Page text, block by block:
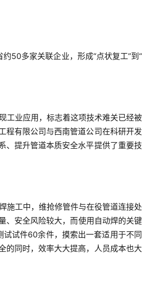
50多家关联企业，形成“点状复工”到
工业应用，标志着这项技术难关已经
程有限公司与西南管道公司在科研开
、提升管道本质安全水平提供了重要
施工中，维抢修管件与在役管道连接
、安全风险较大，而使用自动焊的关
试件60余件，摸索出一套适用于不
的同时，效率大大提高，人员成本也